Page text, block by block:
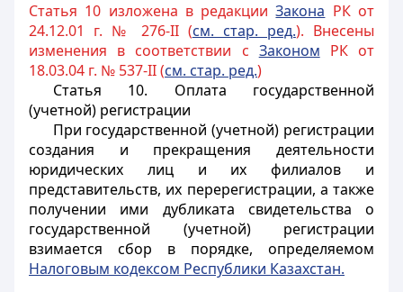
Статья 10 изложена в редакцииЗакона РК от
24.12.01 г. № 276-II (см. стар. ред.). Внесены
изменения в соответствии с Законом РК от
18.03.04 г. № 537-II (см. стар. ред.)
Статья 10. Оплата государственной
(учетной) регистрации
При государственной (учетной) регистрации
создания и прекращения деятельности
юридических лиц и их филиалов и
представительств, их перерегистрации, а также
получении ими дубликата свидетельства о
государственной (учетной) регистрации
взимается сбор в порядке, определяемом
Налоговым кодексом Республики Казахстан.